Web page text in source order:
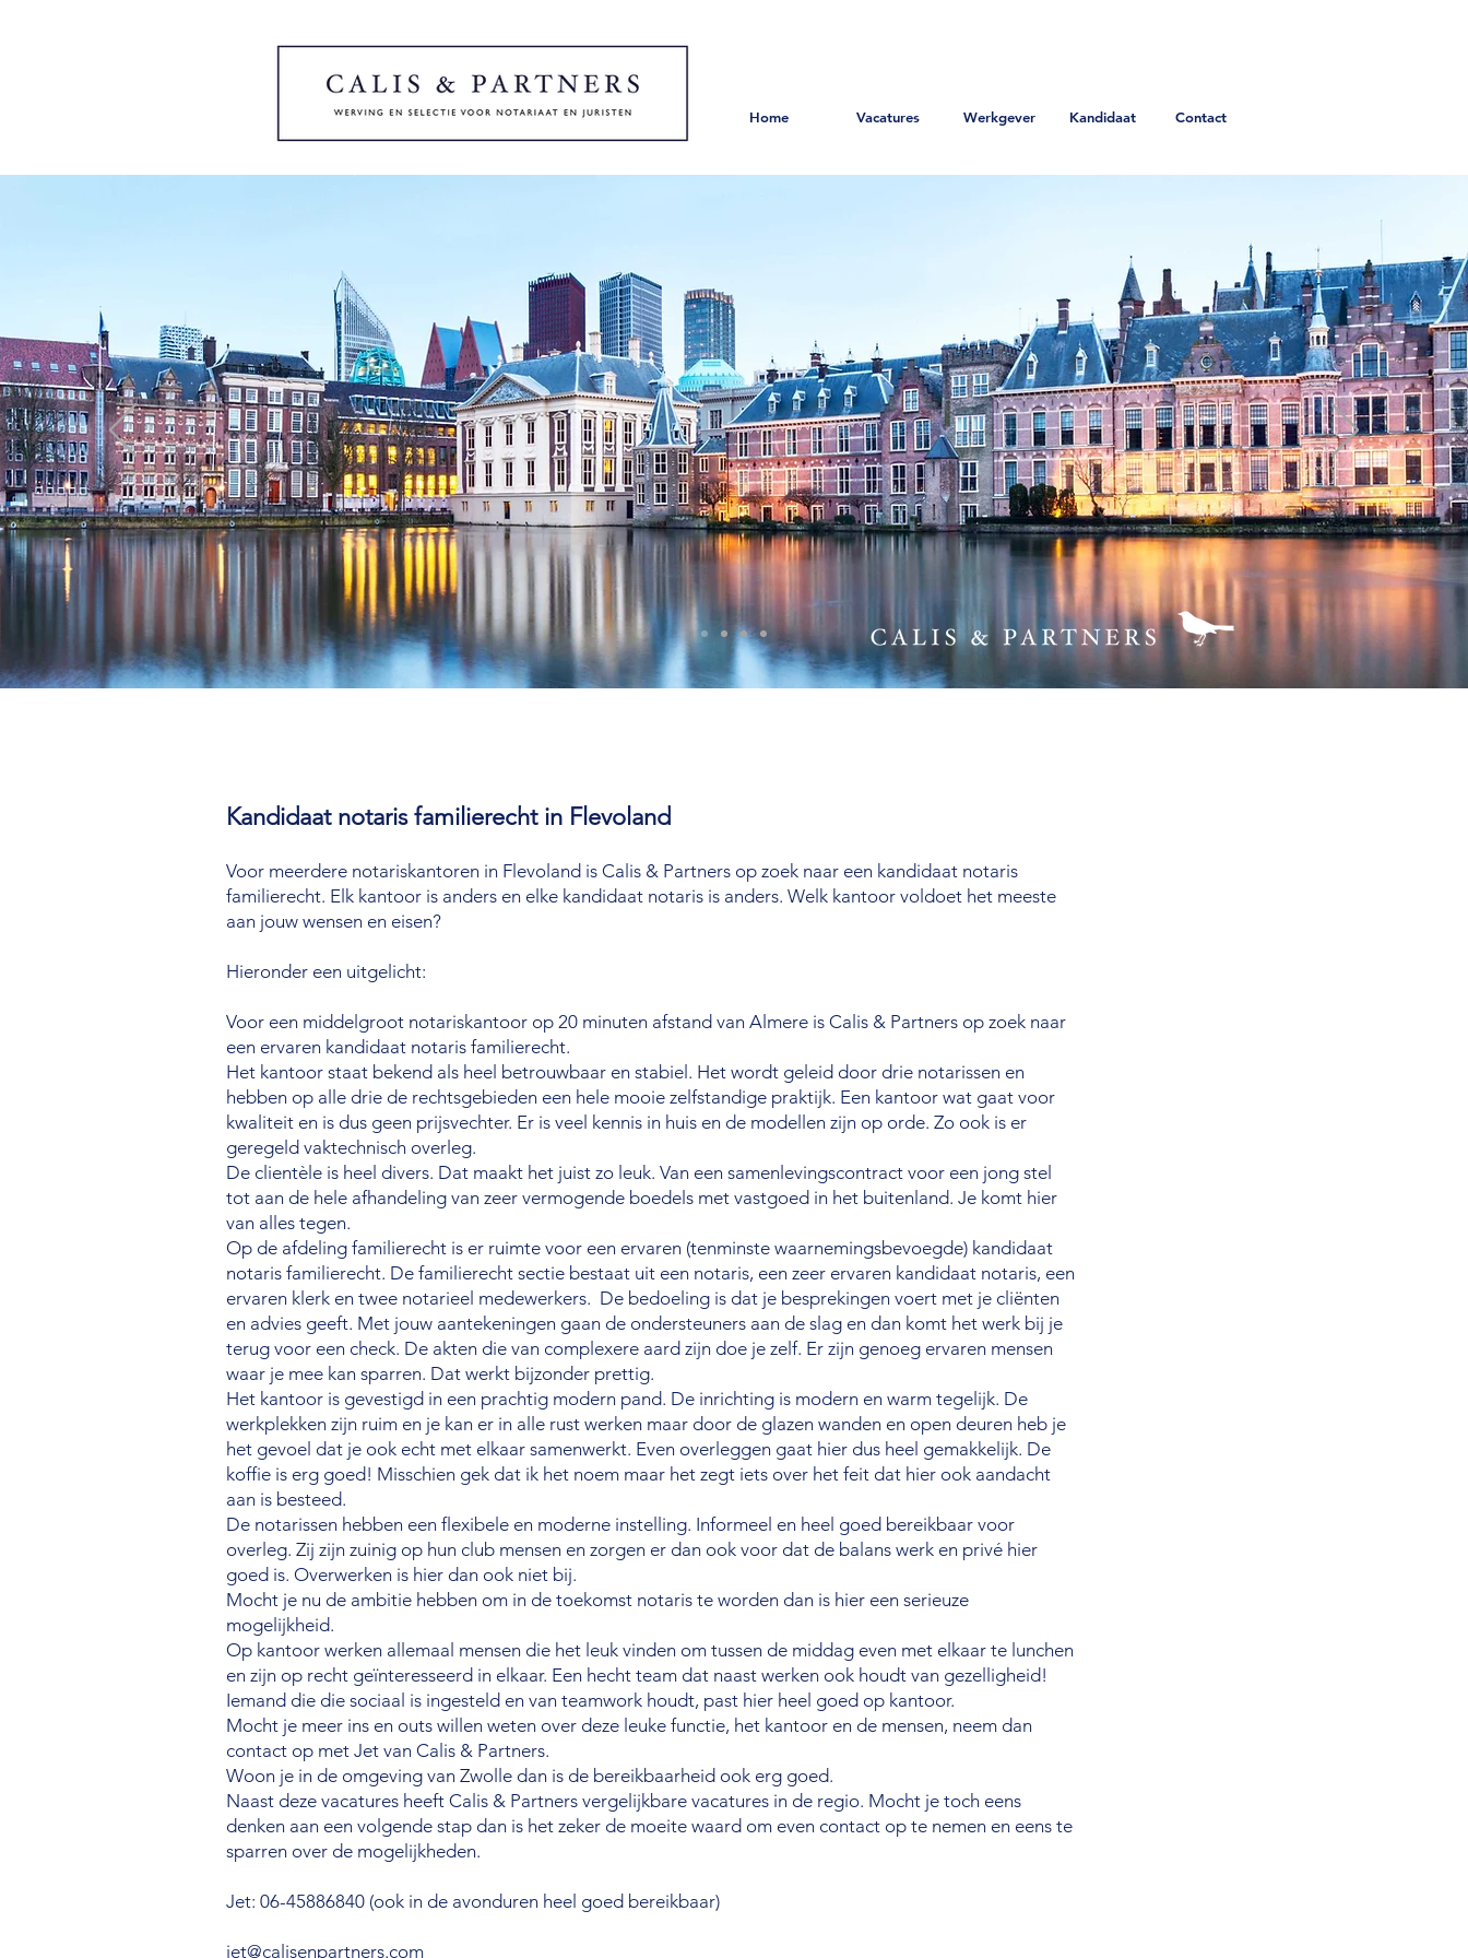
Home Vacatures Werkgever Kandidaat Contact
Kandidaat notaris familierecht in Flevoland
Voor meerdere notariskantoren in Flevoland is Calis & Partners op zoek naar een kandidaat notaris
familierecht. Elk kantoor is anders en elke kandidaat notaris is anders. Welk kantoor voldoet het meeste
aan jouw wensen en eisen?
Hieronder een uitgelicht:
Voor een middelgroot notariskantoor op 20 minuten afstand van Almere is Calis & Partners op zoek naar
een ervaren kandidaat notaris familierecht.
Het kantoor staat bekend als heel betrouwbaar en stabiel. Het wordt geleid door drie notarissen en
hebben op alle drie de rechtsgebieden een hele mooie zelfstandige praktijk. Een kantoor wat gaat voor
kwaliteit en is dus geen prijsvechter. Er is veel kennis in huis en de modellen zijn op orde. Zo ook is er
geregeld vaktechnisch overleg.
De clientèle is heel divers. Dat maakt het juist zo leuk. Van een samenlevingscontract voor een jong stel
tot aan de hele afhandeling van zeer vermogende boedels met vastgoed in het buitenland. Je komt hier
van alles tegen.
Op de afdeling familierecht is er ruimte voor een ervaren (tenminste waarnemingsbevoegde) kandidaat
notaris familierecht. De familierecht sectie bestaat uit een notaris, een zeer ervaren kandidaat notaris, een
ervaren klerk en twee notarieel medewerkers. De bedoeling is dat je besprekingen voert met je cliënten
en advies geeft. Met jouw aantekeningen gaan de ondersteuners aan de slag en dan komt het werk bij je
terug voor een check. De akten die van complexere aard zijn doe je zelf. Er zijn genoeg ervaren mensen
waar je mee kan sparren. Dat werkt bijzonder prettig.
Het kantoor is gevestigd in een prachtig modern pand. De inrichting is modern en warm tegelijk. De
werkplekken zijn ruim en je kan er in alle rust werken maar door de glazen wanden en open deuren heb je
het gevoel dat je ook echt met elkaar samenwerkt. Even overleggen gaat hier dus heel gemakkelijk. De
koffie is erg goed! Misschien gek dat ik het noem maar het zegt iets over het feit dat hier ook aandacht
aan is besteed.
De notarissen hebben een flexibele en moderne instelling. Informeel en heel goed bereikbaar voor
overleg. Zij zijn zuinig op hun club mensen en zorgen er dan ook voor dat de balans werk en privé hier
goed is. Overwerken is hier dan ook niet bij.
Mocht je nu de ambitie hebben om in de toekomst notaris te worden dan is hier een serieuze
mogelijkheid.
Op kantoor werken allemaal mensen die het leuk vinden om tussen de middag even met elkaar te lunchen
en zijn op recht geïnteresseerd in elkaar. Een hecht team dat naast werken ook houdt van gezelligheid!
Iemand die die sociaal is ingesteld en van teamwork houdt, past hier heel goed op kantoor.
Mocht je meer ins en outs willen weten over deze leuke functie, het kantoor en de mensen, neem dan
contact op met Jet van Calis & Partners.
Woon je in de omgeving van Zwolle dan is de bereikbaarheid ook erg goed.
Naast deze vacatures heeft Calis & Partners vergelijkbare vacatures in de regio. Mocht je toch eens
denken aan een volgende stap dan is het zeker de moeite waard om even contact op te nemen en eens te
sparren over de mogelijkheden.
Jet: 06-45886840 (ook in de avonduren heel goed bereikbaar)
jet@calisenpartners.com